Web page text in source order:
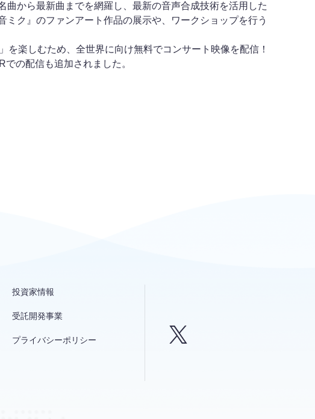
から最新曲までを網羅し、最新の音声合成技術を活用した
ク』のファンアート作品の展示や、ワークショップを行う
楽しむため、全世界に向け無料でコンサート映像を配信！
の配信も追加されました。
投資家情報
受託開発事業
プライバシーポリシー